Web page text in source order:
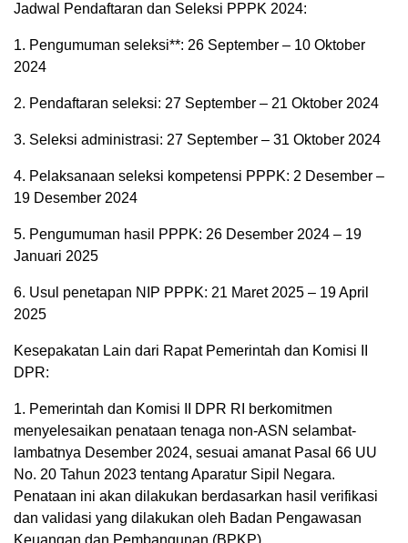
Jadwal Pendaftaran dan Seleksi PPPK 2024:
1. Pengumuman seleksi**: 26 September – 10 Oktober
2024
2. Pendaftaran seleksi: 27 September – 21 Oktober 2024
3. Seleksi administrasi: 27 September – 31 Oktober 2024
4. Pelaksanaan seleksi kompetensi PPPK: 2 Desember –
19 Desember 2024
5. Pengumuman hasil PPPK: 26 Desember 2024 – 19
Januari 2025
6. Usul penetapan NIP PPPK: 21 Maret 2025 – 19 April
2025
Kesepakatan Lain dari Rapat Pemerintah dan Komisi II
DPR:
1. Pemerintah dan Komisi II DPR RI berkomitmen
menyelesaikan penataan tenaga non-ASN selambat-
lambatnya Desember 2024, sesuai amanat Pasal 66 UU
No. 20 Tahun 2023 tentang Aparatur Sipil Negara.
Penataan ini akan dilakukan berdasarkan hasil verifikasi
dan validasi yang dilakukan oleh Badan Pengawasan